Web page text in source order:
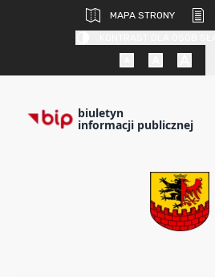
MAPA STRONY
biuletyn
informacji publicznej